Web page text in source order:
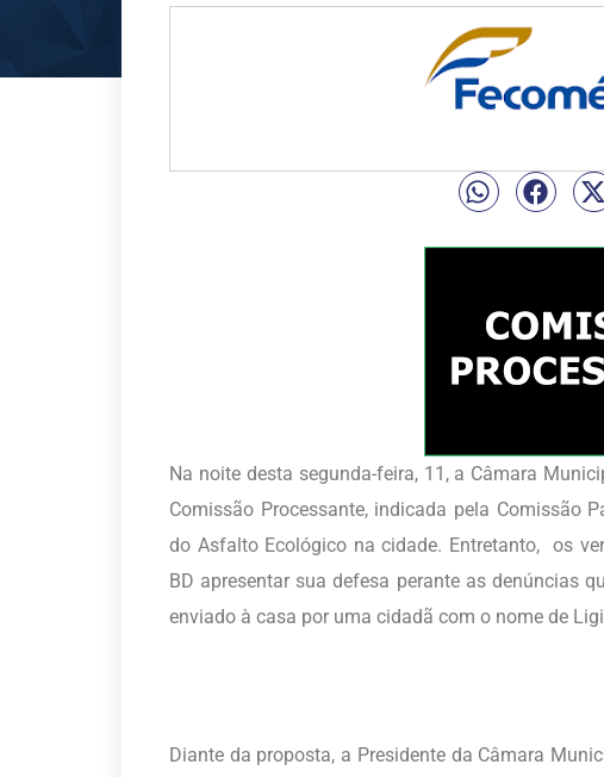
Na noite desta segunda-feira, 11, a Câmara
Comissão Processante, indicada pela Comissão
do Asfalto Ecológico na cidade. Entretanto, os
BD apresentar sua defesa perante as denúncias
enviado à casa por uma cidadã com o nome de
Diante da proposta, a Presidente da Câmara